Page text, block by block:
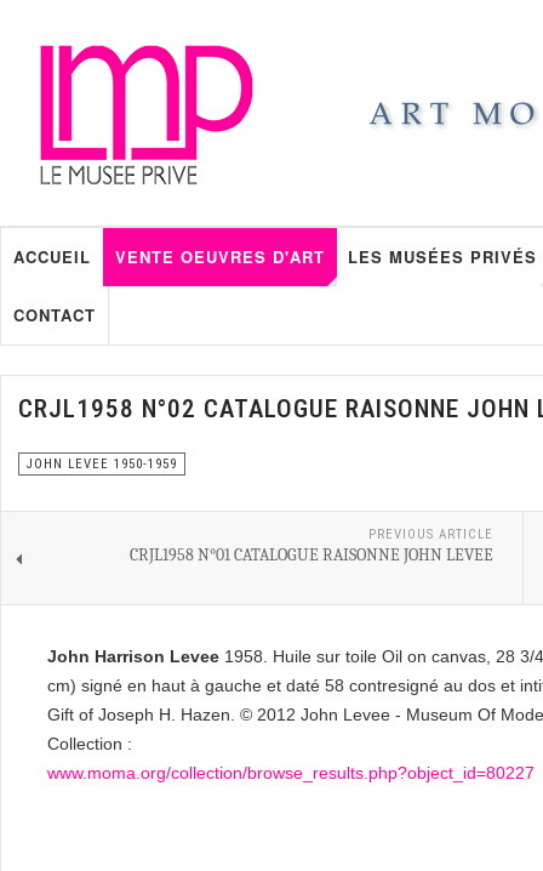
ACCUEIL VENTE OEUVRES D'ART LES MUSÉES PRIVÉS
CONTACT
CRJL1958 N°02 CATALOGUE RAISONNE JOHN
JOHN LEVEE 1950-1959
PREVIOUS ARTICLE
CRJL1958 N°01 CATALOGUE RAISONNE JOHN LEVEE
John Harrison Levee 1958. Huile sur toile Oil on canvas, 28 3/
cm) signé en haut à gauche et daté 58 contresigné au dos et
Gift of Joseph H. Hazen. © 2012 John Levee - Museum Of
Collection :
www.moma.org/collection/browse_results.php?object_id=80227